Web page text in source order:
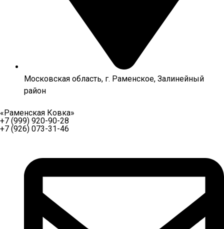
Московская область, г. Раменское, Залинейный
район
«Раменская Ковка»
+7 (999) 920-90-28
+7 (926) 073-31-46